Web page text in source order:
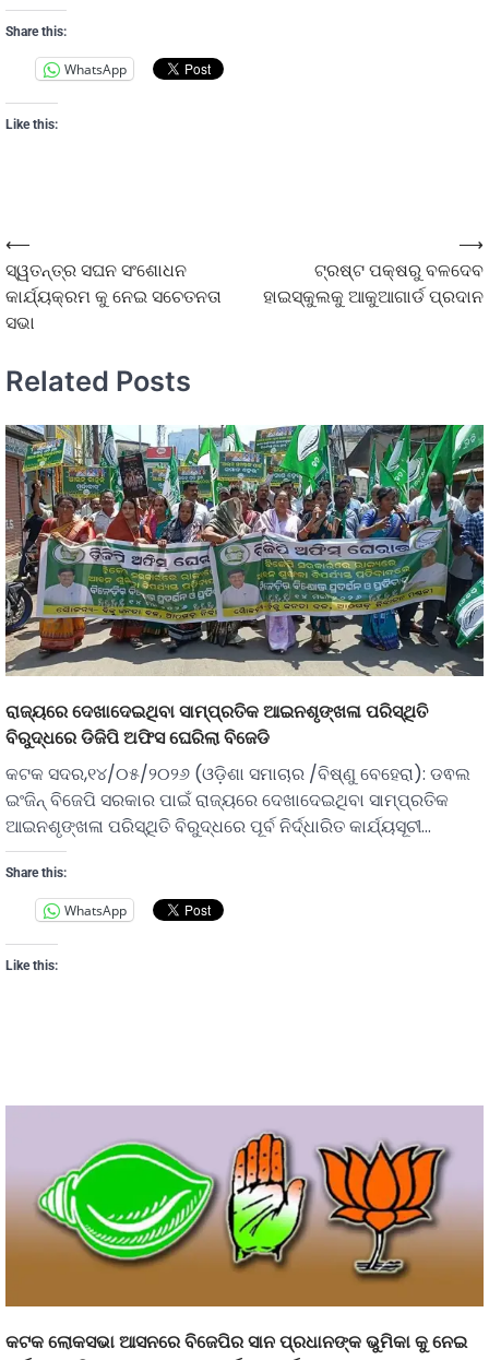
Share this:
WhatsApp
Like this:
⟵
ସ୍ୱତନ୍ତ୍ର ସଘନ ସଂଶୋଧନ
କାର୍ଯ୍ୟକ୍ରମ କୁ ନେଇ ସଚେତନତା
ସଭା
ଟ୍ରଷ୍ଟ ପକ୍ଷରୁ ବଳଦେବ
ହାଇସ୍କୁଲକୁ ଆକୁଆଗାର୍ଡ ପ୍ରଦାନ
⟶
Related Posts
ରାଜ୍ୟରେ ଦେଖାଦେଇଥିବା ସାମ୍ପ୍ରତିକ ଆଇନଶୃଙ୍ଖଳା ପରିସ୍ଥିତି
ବିରୁଦ୍ଧରେ ଡିଜିପି ଅଫିସ ଘେରିଲା ବିଜେଡି
କଟକ ସଦର,୧୪/୦୫/୨୦୨୬ (ଓଡ଼ିଶା ସମାଚାର /ବିଷ୍ଣୁ ବେହେରା): ଡଵଲ
ଇଂଜିନ୍ ବିଜେପି ସରକାର ପାଇଁ ରାଜ୍ୟରେ ଦେଖାଦେଇଥିବା ସାମ୍ପ୍ରତିକ
ଆଇନଶୃଙ୍ଖଳା ପରିସ୍ଥିତି ବିରୁଦ୍ଧରେ ପୂର୍ବ ନିର୍ଦ୍ଧାରିତ କାର୍ଯ୍ୟସୂଚୀ…
Share this:
WhatsApp
Like this:
କଟକ ଲୋକସଭା ଆସନରେ ବିଜେପିର ସାନ ପ୍ରଧାନଙ୍କ ଭୁମିକା କୁ ନେଇ